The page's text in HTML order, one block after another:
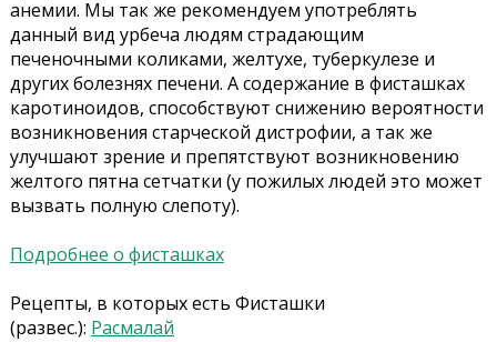
анемии. Мы так же рекомендуем употреблять
данный вид урбеча людям страдающим
печеночными коликами, желтухе, туберкулезе и
других болезнях печени. А содержание в фисташках
каротиноидов, способствуют снижению вероятности
возникновения старческой дистрофии, а так же
улучшают зрение и препятствуют возникновению
желтого пятна сетчатки (у пожилых людей это может
вызвать полную слепоту).
Подробнее о фисташках
Рецепты, в которых есть Фисташки
(развес.): Расмалай